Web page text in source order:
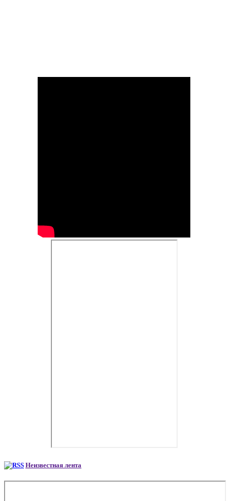
Неизвестная лента